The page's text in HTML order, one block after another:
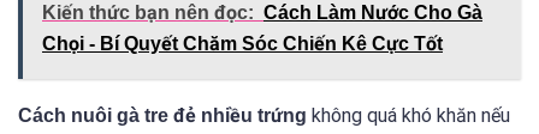
Kiến thức bạn nên đọc: Cách Làm Nước Cho Gà
Chọi - Bí Quyết Chăm Sóc Chiến Kê Cực Tốt
Cách nuôi gà tre đẻ nhiều trứng không quá khó khăn nếu